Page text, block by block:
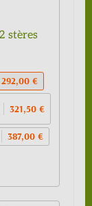
stères
292,00 €
321,50 €
387,00 €